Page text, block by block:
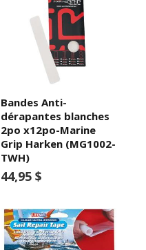
Bandes Anti-
dérapantes blanches
2po x12po-Marine
Grip Harken (MG1002-
TWH)
44,95 $